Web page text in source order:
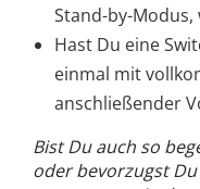
Stand-by-
Hast Du eine
einmal mit
anschließender
Bist Du auch so
oder bevorzugst